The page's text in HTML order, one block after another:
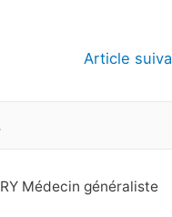
Article